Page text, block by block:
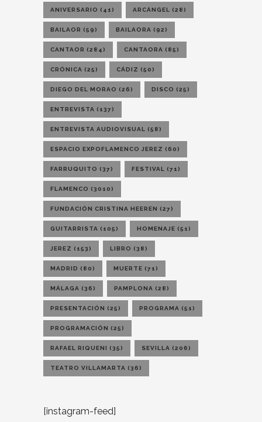
ANIVERSARIO (41) ARCÁNGEL (28)
BAILAOR (59) BAILAORA (92)
CANTAOR (284) CANTAORA (85)
CRÓNICA (25) CÁDIZ (50)
DIEGO DEL MORAO (26) DISCO (25)
ENTREVISTA (137)
ENTREVISTA AUDIOVISUAL (58)
ESPACIO EXPOFLAMENCO JEREZ (60)
FARRUQUITO (37) FESTIVAL (71)
FLAMENCO (3010)
FUNDACIÓN CRISTINA HEEREN (27)
GUITARRISTA (105) HOMENAJE (51)
JEREZ (153) LIBRO (38)
MADRID (80) MUERTE (71)
MÁLAGA (36) PAMPLONA (28)
PRESENTACIÓN (25) PROGRAMA (51)
PROGRAMACIÓN (25)
RAFAEL RIQUENI (35) SEVILLA (206)
TEATRO VILLAMARTA (36)
[instagram-feed]